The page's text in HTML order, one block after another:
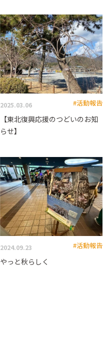
2025.03.06 #活動報告
【東北復興応援のつどいのお知
らせ】
2024.09.23 #活動報告
やっと秋らしく